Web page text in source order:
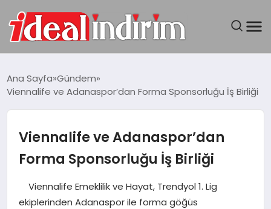
DÜNYA
SEYAHAT
TEKNOLOJI
Ana Sayfa Gündem
Viennalife ve Adanaspor’dan Forma Sponsorluğu İş Birliği
Viennalife ve Adanaspor’dan
Forma Sponsorluğu İş Birliği
Viennalife Emeklilik ve Hayat, Trendyol 1. Lig
ekiplerinden Adanaspor ile forma göğüs